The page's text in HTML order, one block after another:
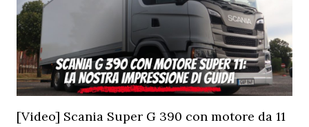
[Video] Scania Super G 390 con motore da 11